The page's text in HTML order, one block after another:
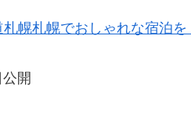
札幌札幌でおしゃれな宿泊
開